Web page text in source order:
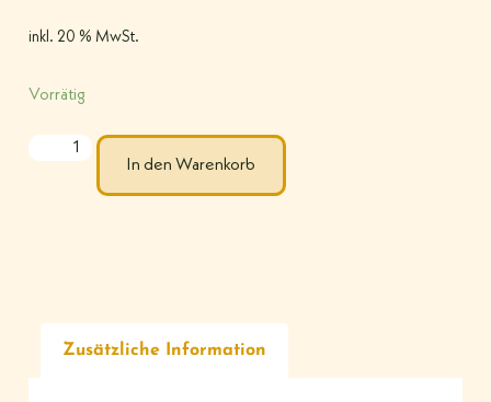
inkl. 20 % MwSt.
Vorrätig
In den Warenkorb
Zusätzliche Information